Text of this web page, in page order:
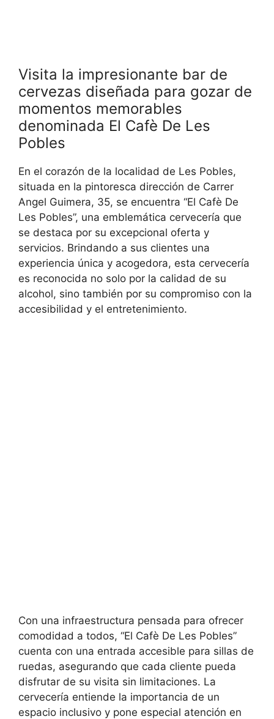
Visita la impresionante bar de
cervezas diseñada para gozar de
momentos memorables
denominada El Cafè De Les
Pobles
En el corazón de la localidad de Les Pobles,
situada en la pintoresca dirección de Carrer
Angel Guimera, 35, se encuentra “El Cafè De
Les Pobles”, una emblemática cervecería que
se destaca por su excepcional oferta y
servicios. Brindando a sus clientes una
experiencia única y acogedora, esta cervecería
es reconocida no solo por la calidad de su
alcohol, sino también por su compromiso con la
accesibilidad y el entretenimiento.
Con una infraestructura pensada para ofrecer
comodidad a todos, “El Cafè De Les Pobles”
cuenta con una entrada accesible para sillas de
ruedas, asegurando que cada cliente pueda
disfrutar de su visita sin limitaciones. La
cervecería entiende la importancia de un
espacio inclusivo y pone especial atención en